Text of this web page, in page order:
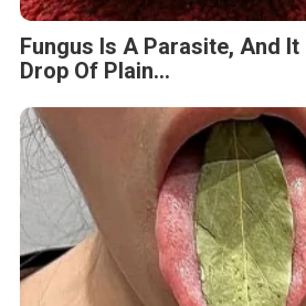
Fungus Is A Parasite, And
Drop Of Plain...